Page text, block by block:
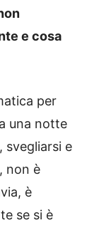
e cosa
per
una notte
svegliarsi e
non è
è
se si è